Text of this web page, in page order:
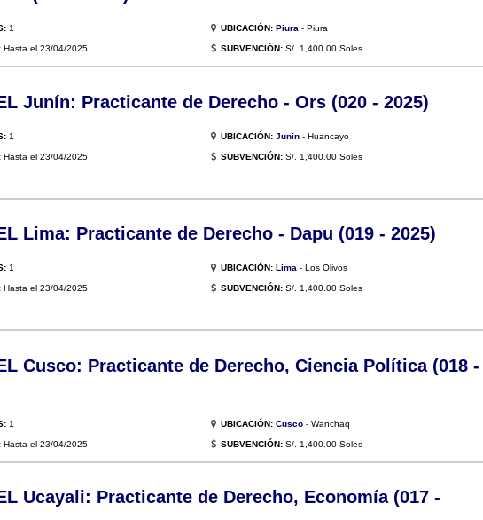
1 UBICACIÓN: Piura - Piura
Hasta el 23/04/2025 SUBVENCIÓN: S/. 1,400.00 Soles
Junín: Practicante de Derecho - Ors (020 - 2025)
1 UBICACIÓN: Junin - Huancayo
Hasta el 23/04/2025 SUBVENCIÓN: S/. 1,400.00 Soles
Lima: Practicante de Derecho - Dapu (019 - 2025)
1 UBICACIÓN: Lima - Los Olivos
Hasta el 23/04/2025 SUBVENCIÓN: S/. 1,400.00 Soles
Cusco: Practicante de Derecho, Ciencia Política (018 -
1 UBICACIÓN: Cusco - Wanchaq
Hasta el 23/04/2025 SUBVENCIÓN: S/. 1,400.00 Soles
Ucayali: Practicante de Derecho, Economía (017 -